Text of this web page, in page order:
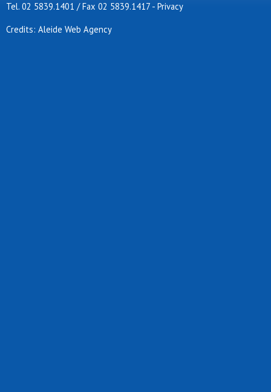
Tel. 02 5839.1401 / Fax 02 5839.1417 - Privacy
Credits: Aleide Web Agency